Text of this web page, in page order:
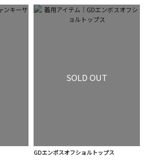
SOLD OUT
GDエンボスオフショルトップス